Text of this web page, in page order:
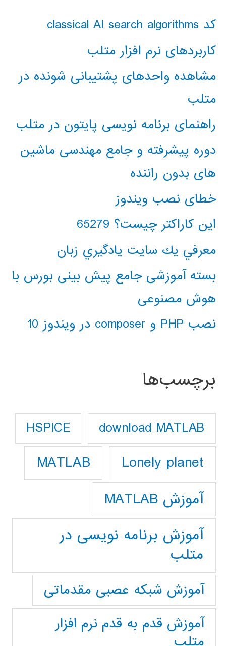
کد classical AI search algorithms
کاربردهای نرم افزار متلب
مشاهده واحدهای پشتیبانی شونده در
متلب
راهنمای برنامه نویسی پایتون در متلب
دوره پیشرفته و جامع مهندسی ماشین
های بدون راننده
خطای نصب ویندوز
این کاراکتر چیست؟ 65279
معرفي يك سايت يادگيري زبان
بسته آموزشی جامع پیش بینی بورس با
هوش مصنوعی
نصب PHP و composer در ویندوز 10
برچسب‌ها
download MATLAB
HSPICE
Lonely planet
MATLAB
آموزش MATLAB
آموزش برنامه نویسی در
متلب
آموزش شبکه عصبی مقدماتی
آموزش قدم به قدم نرم افزار